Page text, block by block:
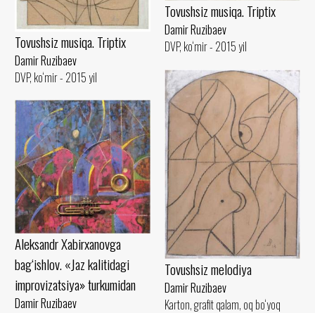
Tovushsiz musiqa. Triptix
Damir Ruzibaev
DVP, ko‘mir - 2015 yil
Tovushsiz musiqa. Triptix
Damir Ruzibaev
DVP, ko‘mir - 2015 yil
Tovushsiz melodiya
Damir Ruzibaev
Karton, grafit qalam, oq bo‘yoq
Aleksandr Xabirxanovga
bag‘ishlov. «Jaz kalitidagi
improvizatsiya» turkumidan
Damir Ruzibaev